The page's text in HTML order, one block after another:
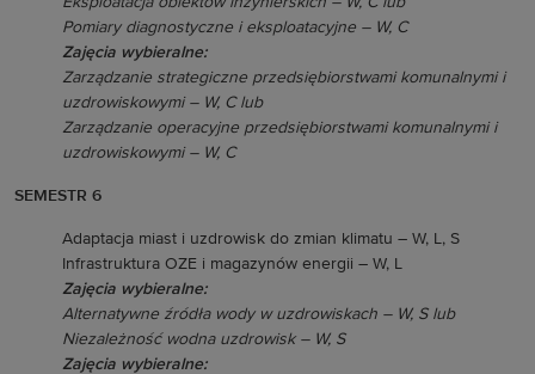
Pomiary diagnostyczne i eksploatacyjne – W, C
Zajęcia wybieralne:
Zarządzanie strategiczne przedsiębiorstwami komunalnymi i
uzdrowiskowymi – W, C lub
Zarządzanie operacyjne przedsiębiorstwami komunalnymi i
uzdrowiskowymi – W, C
SEMESTR 6
Adaptacja miast i uzdrowisk do zmian klimatu – W, L, S
Infrastruktura OZE i magazynów energii – W, L
Zajęcia wybieralne:
Alternatywne źródła wody w uzdrowiskach – W, S lub
Niezależność wodna uzdrowisk – W, S
Zajęcia wybieralne: